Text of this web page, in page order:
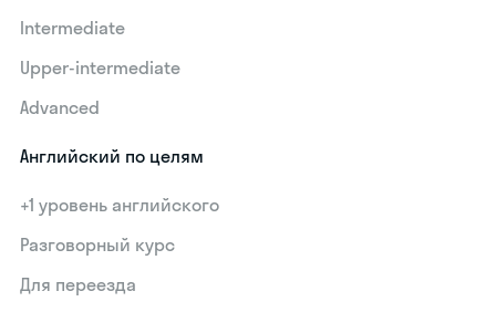
Intermediate
Upper-intermediate
Advanced
Английский по целям
+1 уровень английского
Разговорный курс
Для переезда